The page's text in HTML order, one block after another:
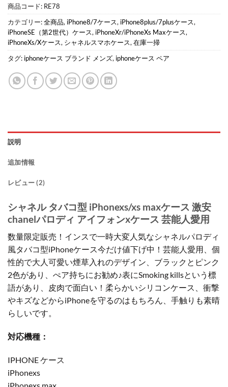
商品コード: RE78
カテゴリー:全商品, iPhone8/7ケース, iPhone8plus/7plusケース,
iPhoneSE（第2世代）ケース, iPhoneXr/iPhoneXs Maxケース,
iPhoneXs/Xケース, シャネルスマホケース, 在庫一掃
タグ: iphoneケース ブランド メンズ, iphoneケース ペア
説明
追加情報
レビュー (2)
シャネル タバコ型 iPhonexs/xs maxケース 激安
chanelパロディ アイフォンxケース 芸能人愛用
数量限定販売！インスで一時大変人気なシャネルパロディ
風タバコ型iPhoneケース今だけ値下げ中！芸能人愛用、個
性的で大人可愛い煙草入れのデザイン、ブラックとピンク
2色があり、ぺア持ちにお勧め♪表にSmoking killsという標
語があり、皮肉で面白い！柔らかいシリコンケース、衝撃
やキズなどからiPhoneを守るのはもちろん、手触りも素晴
らしいです。
対応機種：
IPHONE ケース
iPhonexs